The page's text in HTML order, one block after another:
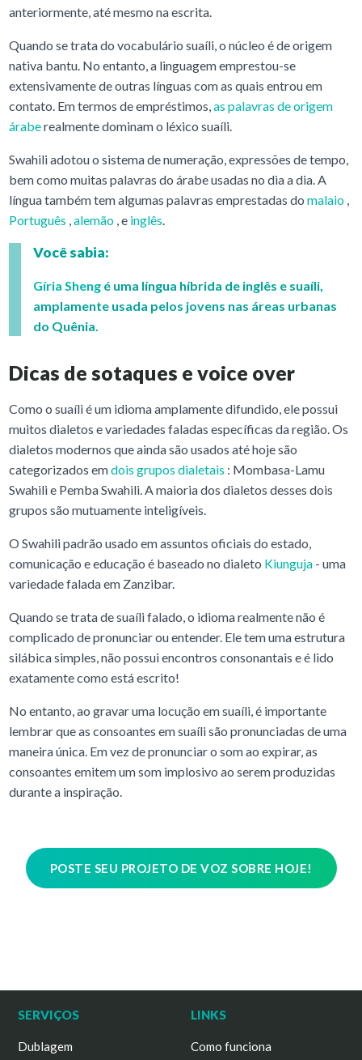
anteriormente, até mesmo na escrita.
Quando se trata do vocabulário suaíli, o núcleo é de origem
nativa bantu. No entanto, a linguagem emprestou-se
extensivamente de outras línguas com as quais entrou em
contato. Em termos de empréstimos, as palavras de origem
áraberealmente dominam o léxico suaíli.
Swahili adotou o sistema de numeração, expressões de tempo,
bem como muitas palavras do árabe usadas no dia a dia. A
língua também tem algumas palavras emprestadas do malaio,
Português alemão, e inglês
Você sabia:
Gíria Shengé uma língua híbrida de inglês e suaíli,
amplamente usada pelos jovens nas áreas urbanas
do Quênia.
Dicas de sotaques e voice over
Como o suaíli é um idioma amplamente difundido, ele possui
muitos dialetos e variedades faladas específicas da região. Os
dialetos modernos que ainda são usados até hoje são
categorizados emdois grupos dialetais : Mombasa-Lamu
Swahili e Pemba Swahili. A maioria dos dialetos desses dois
grupos são mutuamente inteligíveis.
O Swahili padrão usado em assuntos oficiais do estado,
comunicação e educação é baseado no dialeto Kiunguja- uma
variedade falada em Zanzibar.
Quando se trata de suaíli falado, o idioma realmente não é
complicado de pronunciar ou entender. Ele tem uma estrutura
silábica simples, não possui encontros consonantais e é lido
exatamente como está escrito!
No entanto, ao gravar uma locução em suaíli, é importante
lembrar que as consoantes em suaíli são pronunciadas de uma
maneira única. Em vez de pronunciar o som ao expirar, as
consoantes emitem um som implosivo ao serem produzidas
durante a inspiração.
POSTE SEU PROJETO DE VOZ SOBRE HOJE!
SERVIÇOS
Dublagem
LINKS
Como funciona